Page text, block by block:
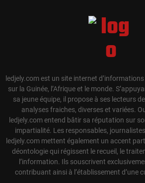
ledjely.com est un site internet
sur la Guinée, l’Afrique et le monde.
sa jeune équipe, il propose à ses lecteurs
analyses fraiches, diverses et variées.
ledjely.com entend bâtir sa réputation sur
impartialité. Les responsables,
ledjely.com mettent également un accent
déontologie qui régissent le recueil, le
l’information. Ils souscrivent
contribuant ainsi à l’établissement d’une